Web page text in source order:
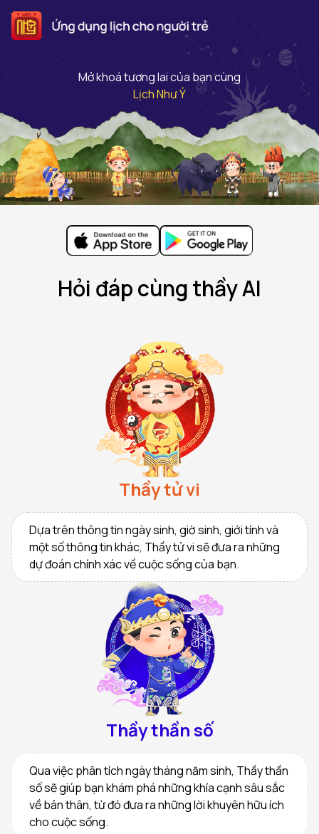
Mở khoá tương lai của bạn cùng
Lịch Như Ý
Hỏi đáp cùng thầy AI
Thầy tử vi
Dựa trên thông tin ngày sinh, giờ sinh, giới tính và
một số thông tin khác, Thầy tử vi sẽ đưa ra những
dự đoán chính xác về cuộc sống của bạn.
Thầy thần số
Qua việc phân tích ngày tháng năm sinh, Thầy thần
số sẽ giúp bạn khám phá những khía cạnh sâu sắc
về bản thân, từ đó đưa ra những lời khuyên hữu ích
cho cuộc sống.